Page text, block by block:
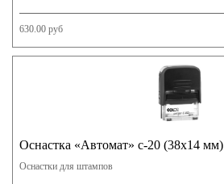
630.00 руб
Оснастка «Автомат» с-20 (38х14 мм)
Оснастки для штампов